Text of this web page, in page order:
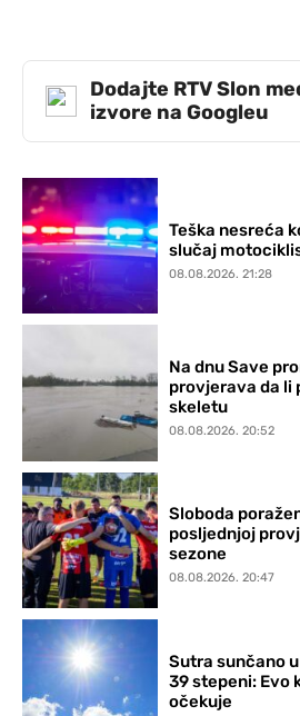
Dodajte RTV Slon
izvore na Googleu
Teška nesreća
slučaj
08.08.2026. 21:28
Na dnu Save
provjerava da li
skeletu
08.08.2026. 20:52
Sloboda
posljednjoj
sezone
08.08.2026. 20:47
Sutra sunčano
39 stepeni: Evo
očekuje